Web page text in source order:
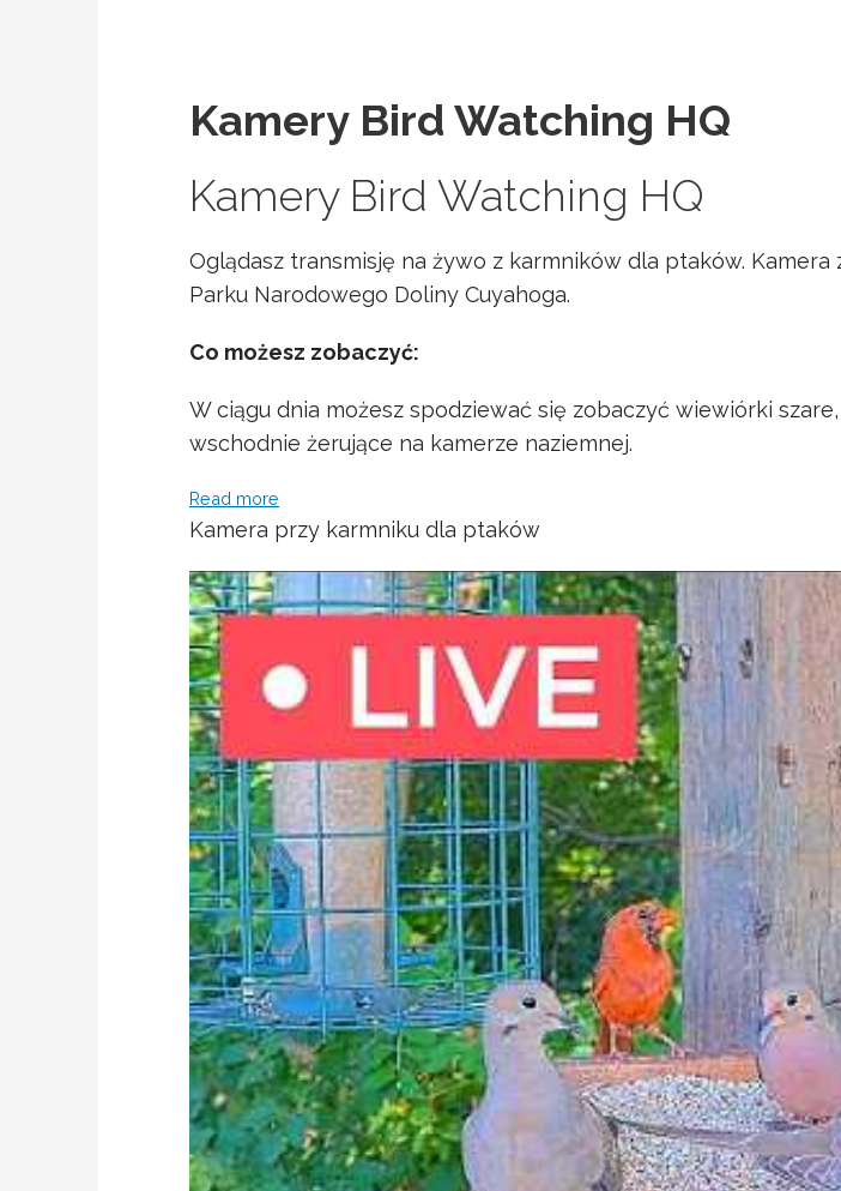
Kamery Bird Watching HQ
Kamery Bird Watching HQ
Oglądasz transmisję na żywo z karmników dla ptaków.
Parku Narodowego Doliny Cuyahoga.
Co możesz zobaczyć:
W ciągu dnia możesz spodziewać się zobaczyć wiewiórki
wschodnie żerujące na kamerze naziemnej.
Read more
Kamera przy karmniku dla ptaków